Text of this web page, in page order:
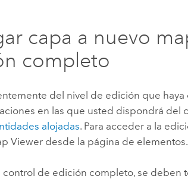
capa a nuevo
completo
del nivel de edición que
en las que usted dispondrá del
alojadas. Para acceder a la
Viewer desde la página de elementos.
control de edición completo, se deben